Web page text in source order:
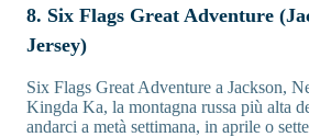
8. Six Flags Great Adventure
Jersey)
Six Flags Great Adventure a Jackson,
Kingda Ka, la montagna russa più alta
andarci a metà settimana, in aprile o